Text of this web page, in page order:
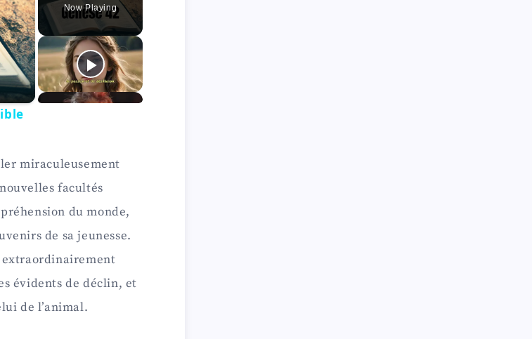
Now Playing
miraculeusement
facultés
du monde,
de sa jeunesse.
extraordinairement
évidents de déclin, et
de l’animal.